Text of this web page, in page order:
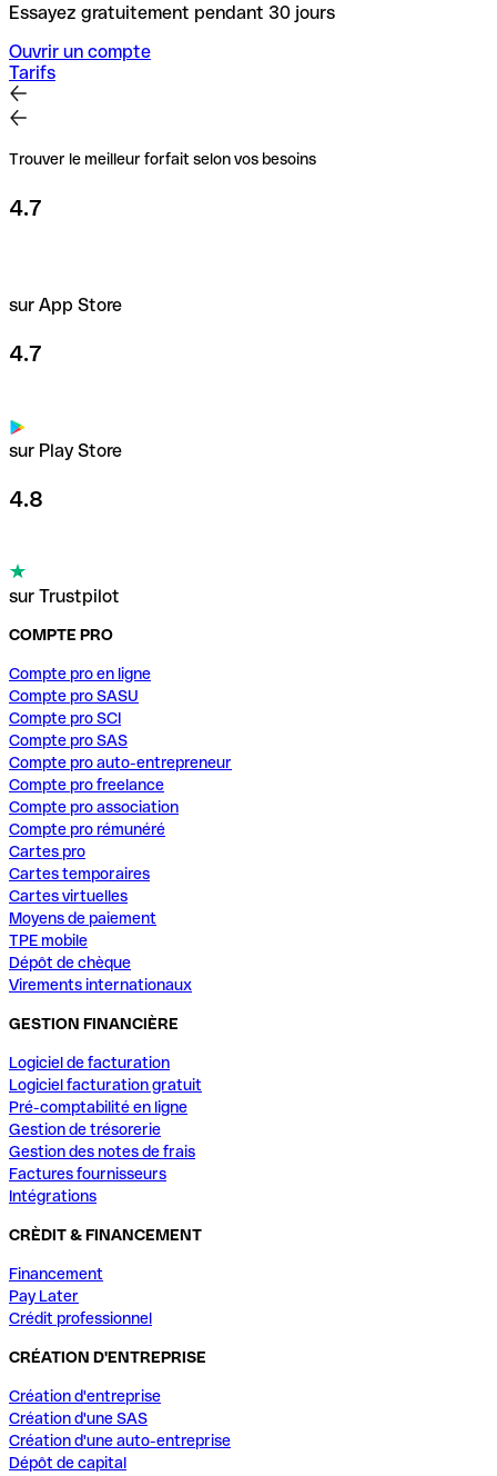
Essayez gratuitement pendant 30 jours
Ouvrir un compte
Tarifs
Trouver le meilleur forfait selon vos besoins
4.7
sur App Store
4.7
sur Play Store
4.8
sur Trustpilot
COMPTE PRO
Compte pro en ligne
Compte pro SASU
Compte pro SCI
Compte pro SAS
Compte pro auto-entrepreneur
Compte pro freelance
Compte pro association
Compte pro rémunéré
Cartes pro
Cartes temporaires
Cartes virtuelles
Moyens de paiement
TPE mobile
Dépôt de chèque
Virements internationaux
GESTION FINANCIÈRE
Logiciel de facturation
Logiciel facturation gratuit
Pré-comptabilité en ligne
Gestion de trésorerie
Gestion des notes de frais
Factures fournisseurs
Intégrations
CRÈDIT & FINANCEMENT
Financement
Pay Later
Crédit professionnel
CRÉATION D'ENTREPRISE
Création d'entreprise
Création d'une SAS
Création d'une auto-entreprise
Dépôt de capital